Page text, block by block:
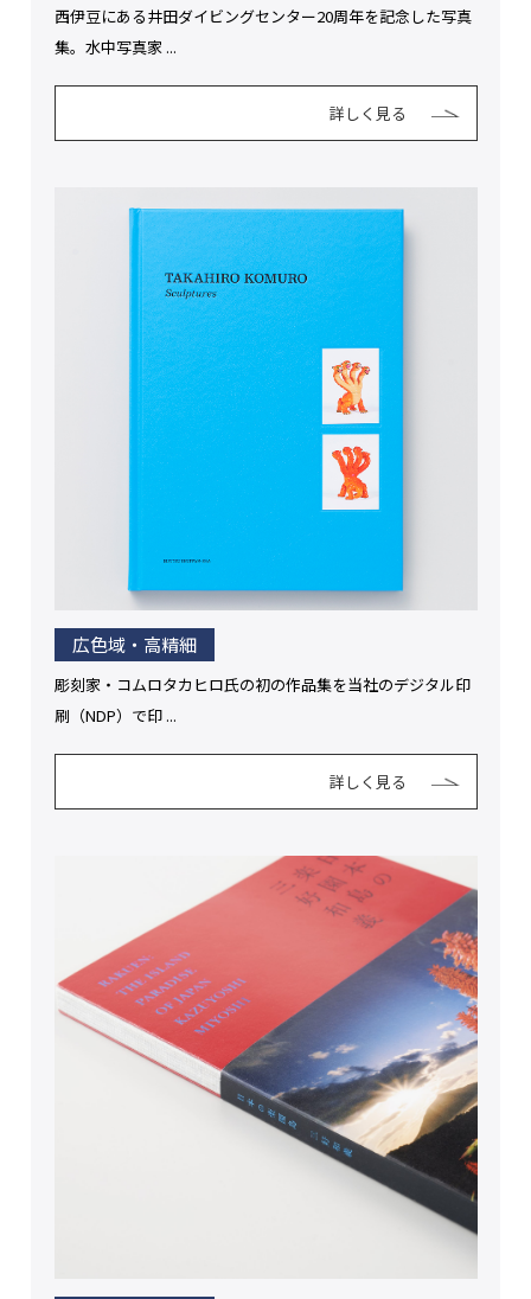
西伊豆にある井田ダイビングセンター20周年を記念した写真
集。水中写真家 ...
詳しく見る
広色域・高精細
彫刻家・コムロタカヒロ氏の初の作品集を当社のデジタル印
刷（NDP）で印 ...
詳しく見る